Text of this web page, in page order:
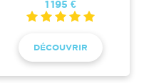
1 195 €
DÉCOUVRIR